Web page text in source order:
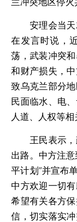
安理会当天
在发言时说，
荡，武装冲突
和财产损失，
致乌克兰部分
民面临水、电
人道、人权等
王民表示，
出路。中方注
平计划”并宣布
中方欢迎一切
希望有关各方
信，切实落实